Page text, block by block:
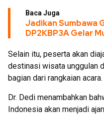
Baca Juga
Jadikan Sumbawa
DP2KBP3A Gelar
Selain itu, peserta akan
destinasi wisata unggulan
bagian dari rangkaian acara.
Dr. Dedi menambahkan
Indonesia akan menjadi